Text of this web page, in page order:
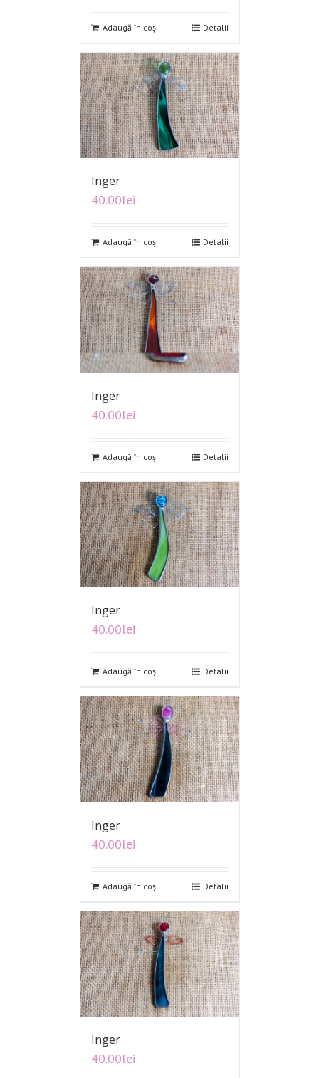
Adaugă în coș Detalii
Inger
40.00lei
Adaugă în coș Detalii
Inger
40.00lei
Adaugă în coș Detalii
Inger
40.00lei
Adaugă în coș Detalii
Inger
40.00lei
Adaugă în coș Detalii
Inger
40.00lei